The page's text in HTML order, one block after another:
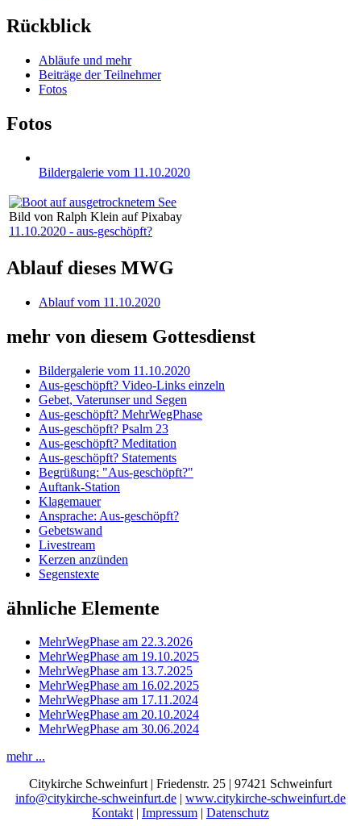
Rückblick
Abläufe und mehr
Beiträge der Teilnehmer
Fotos
Fotos
Bildergalerie vom 11.10.2020
Bild von Ralph Klein auf Pixabay
11.10.2020 - aus-geschöpft?
Ablauf dieses MWG
Ablauf vom 11.10.2020
mehr von diesem Gottesdienst
Bildergalerie vom 11.10.2020
Aus-geschöpft? Video-Links einzeln
Gebet, Vaterunser und Segen
Aus-geschöpft? MehrWegPhase
Aus-geschöpft? Psalm 23
Aus-geschöpft? Meditation
Aus-geschöpft? Statements
Begrüßung: "Aus-geschöpft?"
Auftank-Station
Klagemauer
Ansprache: Aus-geschöpft?
Gebetswand
Livestream
Kerzen anzünden
Segenstexte
ähnliche Elemente
MehrWegPhase am 22.3.2026
MehrWegPhase am 19.10.2025
MehrWegPhase am 13.7.2025
MehrWegPhase am 16.02.2025
MehrWegPhase am 17.11.2024
MehrWegPhase am 20.10.2024
MehrWegPhase am 30.06.2024
mehr ...
Citykirche Schweinfurt | Friedenstr. 25 | 97421 Schweinfurt
info@citykirche-schweinfurt.de | www.citykirche-schweinfurt.de
Kontakt| Impressum | Datenschutz